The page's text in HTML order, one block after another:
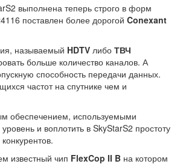
выполнена теперь строго в форм
поставлен более дорогой Conexant
называемый HDTV либо ТВЧ
больше количество каналов. А
способность передачи данных.
частот на спутнике чем и
обеспечением, используемыми
и воплотить в SkyStarS2 простоту
известный чип FlexCop II B на котором